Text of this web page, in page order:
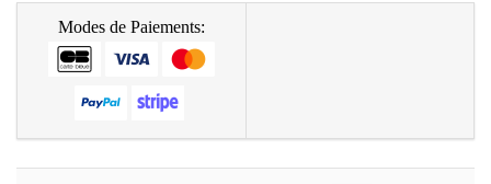
Modes de Paiements: